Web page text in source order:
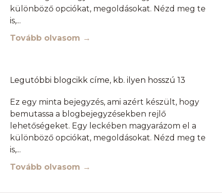
különböző opciókat, megoldásokat. Nézd meg te
is,
Tovább olvasom →
Legutóbbi blogcikk címe, kb. ilyen hosszú 13
Ez egy minta bejegyzés, ami azért készült, hogy
bemutassa a blogbejegyzésekben rejlő
lehetőségeket. Egy leckében magyarázom el a
különböző opciókat, megoldásokat. Nézd meg te
is,
Tovább olvasom →